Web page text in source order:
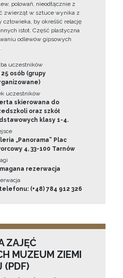
polowań, nieodłącznie z
zwierząt w sztuce wynika z
by określić relację
istot. Część plastyczna
odlewów gipsowych
uczestników
osób (grupy
uczestników
skierowana do
oraz szkół
klasy 1-4.
„Panorama” Plac
4, 33-100 Tarnów
rezerwacja
(+48) 784 912 326
ZAJĘĆ
MUZEUM ZIEMI
(PDF)